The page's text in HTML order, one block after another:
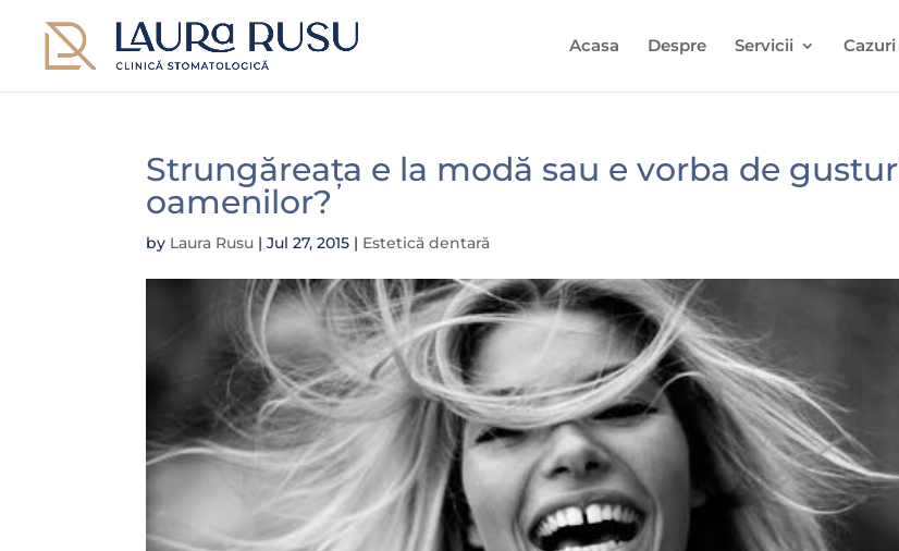
Acasa Despre Servicii
Strungăreața e la modă sau e vorba de
oamenilor?
by Laura Rusu |Jul 27, 2015 | Estetică dentară